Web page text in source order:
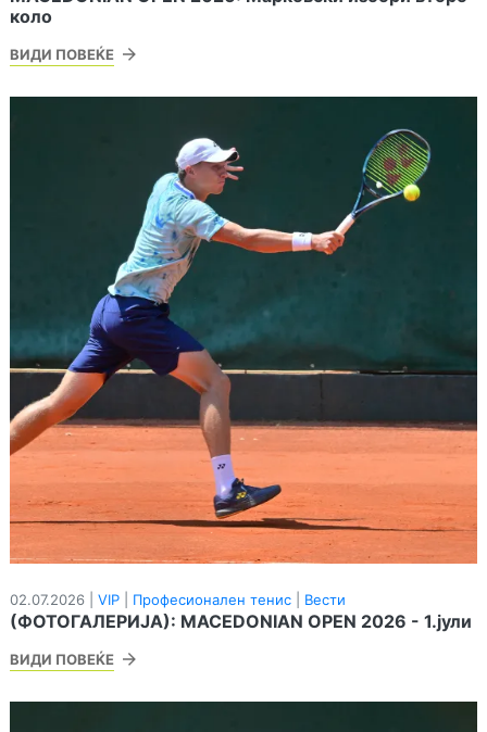
коло
ВИДИ ПОВЕЌЕ
02.07.2026 | VIP Професионален тенис Вести
(ФОТОГАЛЕРИЈА): MACEDONIAN OPEN 2026 - 1.јули
ВИДИ ПОВЕЌЕ